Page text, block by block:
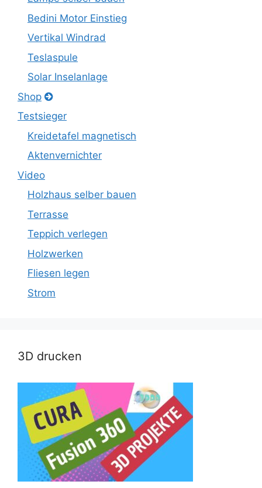
Bedini Motor Einstieg
Vertikal Windrad
Teslaspule
Solar Inselanlage
Shop
Testsieger
Kreidetafel magnetisch
Aktenvernichter
Video
Holzhaus selber bauen
Terrasse
Teppich verlegen
Holzwerken
Fliesen legen
Strom
3D drucken